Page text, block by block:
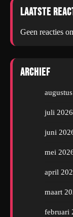
Laatste
Geen reacties
Archief
juli 2026
juni
mei
april
maart
februari